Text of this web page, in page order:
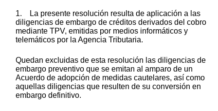
1. La presente resolución resulta de aplicación a las
diligencias de embargo de créditos derivados del cobro
mediante TPV, emitidas por medios informáticos y
telemáticos por la Agencia Tributaria.
Quedan excluidas de esta resolución las diligencias de
embargo preventivo que se emitan al amparo de un
Acuerdo de adopción de medidas cautelares, así como
aquellas diligencias que resulten de su conversión en
embargo definitivo.